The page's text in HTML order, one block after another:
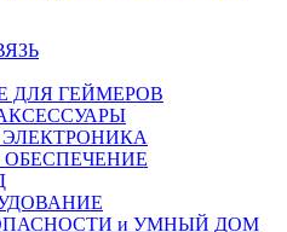
ДЛЯ ГЕЙМЕРОВ
и УМНЫЙ ДОМ